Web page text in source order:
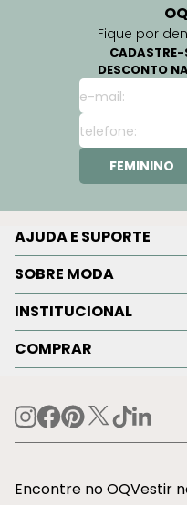
Fique por
CADASTRE-
DESCONTO
FEMININO
AJUDA E SUPORTE
SOBRE MODA
INSTITUCIONAL
COMPRAR
Encontre no OQVestir